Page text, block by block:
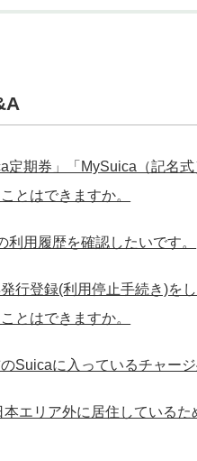
定期券」「MySuica（記名
とはできますか。
利用履歴を確認したいです。
行登録(利用停止手続き)を
とはできますか。
Suicaに入っているチャー
本エリア外に居住しているた